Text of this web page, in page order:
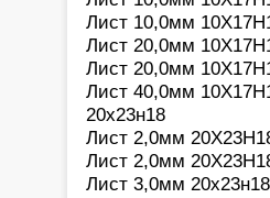
Лист 10,0мм
Лист 20,0мм
Лист 20,0мм
Лист 40,0мм
20х23н18
Лист 2,0мм
Лист 2,0мм
Лист 3,0мм